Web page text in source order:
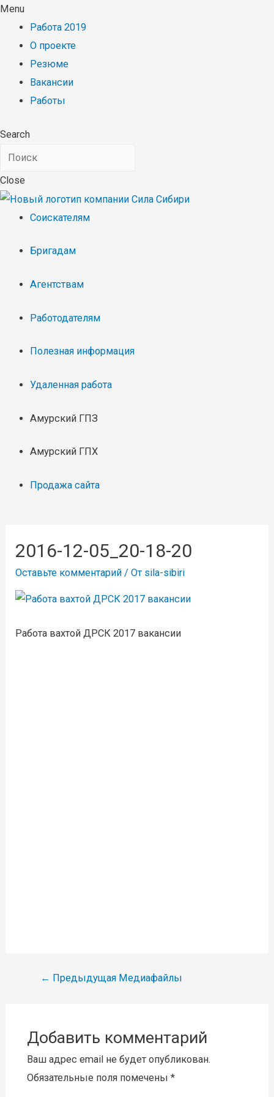
Menu
Работа 2019
О проекте
Резюме
Вакансии
Работы
Search
Close
Соискателям
Бригадам
Агентствам
Работодателям
Полезная информация
Удаленная работа
Амурский ГПЗ
Амурский ГПХ
Продажа сайта
2016-12-05_20-18-20
Оставьте комментарий / От sila-sibiri
Работа вахтой ДРСК 2017 вакансии
Навигация
← Предыдущая Медиафайлы
Добавить комментарий
Ваш адрес email не будет опубликован.
Обязательные поля помечены *